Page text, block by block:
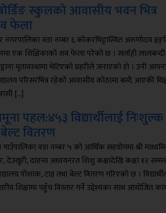
स्कुलको आवासीय भवन भित्र
फेला
नगरपालिका वडा नम्बर ६ काँकरभिट्टास्थित अरुणोदय
एक शिक्षिकाको शव फेला परेको छ । सर्लाही
मृतावस्थामा भेटिएको प्रहरीले जनाएको हो । उनी
परिसरभित्र रहेको आवासीय कोठामा बस्दै आएकी
[…]
पहल:४५३ विद्यार्थीलाई निःशुल्क
वितरण
वडा नम्बर ५ को आर्थिक सहयोगमा श्री
देउखुरी, दाङमा अध्ययनरत शिशु कक्षादेखि कक्षा १२
पोशाक, टाइ तथा बेल्ट वितरण गरिएको छ ।
शिक्षामा पहुँच विस्तार गर्ने उद्देश्यका साथ आयोजित